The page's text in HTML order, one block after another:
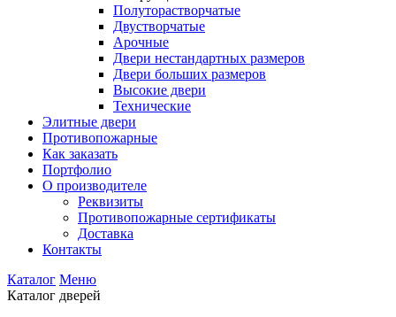
Полуторастворчатые
Двустворчатые
Арочные
Двери нестандартных размеров
Двери больших размеров
Высокие двери
Технические
Элитные двери
Противопожарные
Как заказать
Портфолио
О производителе
Реквизиты
Противопожарные сертификаты
Доставка
Контакты
Каталог Меню
Каталог дверей